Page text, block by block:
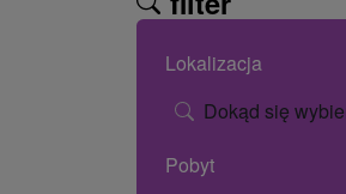
Lokalizacja
Dokąd się
Pobyt